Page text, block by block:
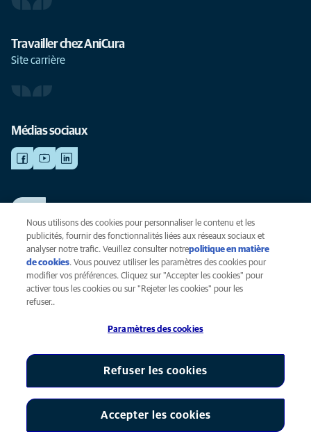
Travailler chez AniCura
Site carrière
Médias sociaux
Voir nos offres d'emploi
Vie privée
Légal
Cookies
AniCura est une filiale de Mars, Inc © 2026
Paramètres des cookies
Nous utilisons des cookies pour personnaliser le contenu et les
publicités, fournir des fonctionnalités liées aux réseaux sociaux et
analyser notre trafic. Veuillez consulter notrepolitique en matière
de cookies(opens in a new tab)
. Vous pouvez utiliser les paramètres des cookies pour
modifier vos préférences. Cliquez sur "Accepter les cookies" pour
activer tous les cookies ou sur "Rejeter les cookies" pour les
refuser..
Paramètres des cookies
Refuser les cookies
Accepter les cookies